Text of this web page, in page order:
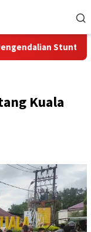
Stunting di Kota
Kuala